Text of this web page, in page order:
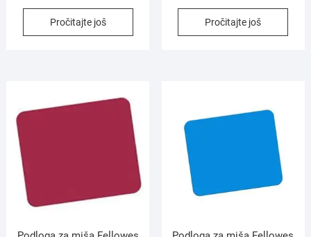
Pročitajte još Pročitajte još